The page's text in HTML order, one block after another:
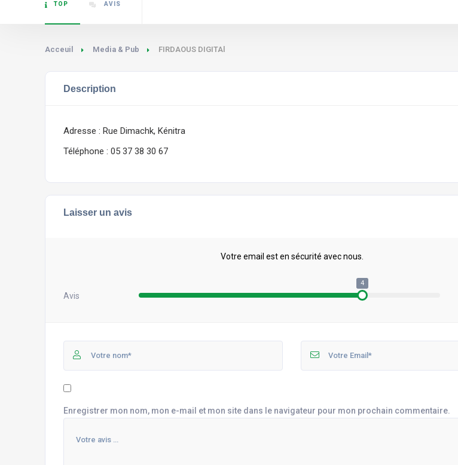
TOP AVIS
Acceuil Media & Pub FIRDAOUS DIGITAl
Description
Adresse : Rue Dimachk, Kénitra
Téléphone : 05 37 38 30 67
Laisser un avis
Votre email est en sécurité avec nous.
Avis
4
Enregistrer mon nom, mon e-mail et mon site dans le navigateur pour mon prochain commentaire.